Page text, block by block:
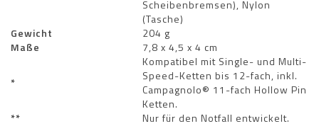
Scheibenbremsen), Nylon
(Tasche)
Gewicht
204 g
Maße
7,8 x 4,5 x 4 cm
*
Kompatibel mit Single- und Multi-
Speed-Ketten bis 12-fach, inkl.
Campagnolo® 11-fach Hollow Pin
Ketten.
**
Nur für den Notfall entwickelt.